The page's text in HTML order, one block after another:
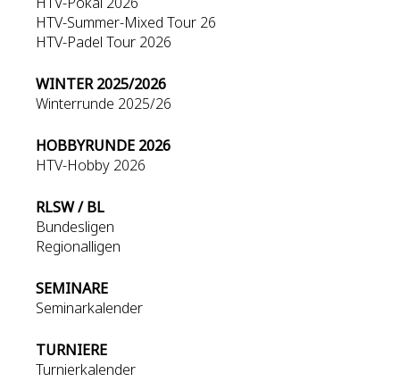
HTV-Summer-Mixed Tour 26
HTV-Padel Tour 2026
WINTER 2025/2026
Winterrunde 2025/26
HOBBYRUNDE 2026
HTV-Hobby 2026
RLSW / BL
Bundesligen
Regionalligen
SEMINARE
Seminarkalender
TURNIERE
Turnierkalender